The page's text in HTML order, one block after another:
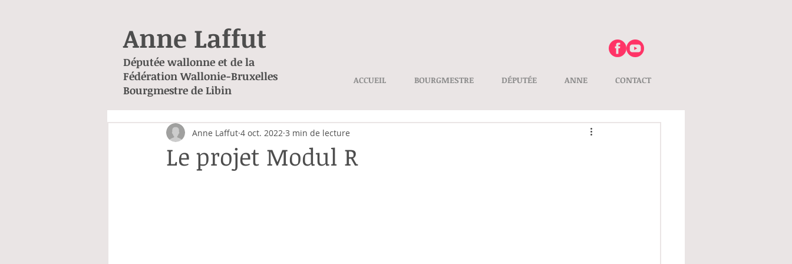
Anne Laffut
Députée wallonne et de la
Fédération Wallonie-Bruxelles
Bourgmestre de Libin
ACCUEIL BOURGMESTRE DÉPUTÉE ANNE CONTACT
Le projet Modul R
Anne Laffut 4 oct. 2022 3 min de lecture